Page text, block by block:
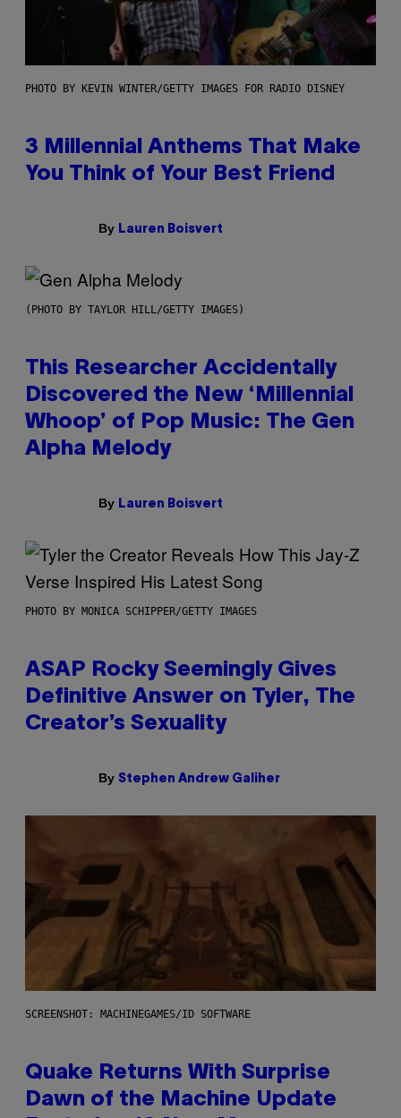
PHOTO BY KEVIN WINTER/GETTY IMAGES FOR RADIO DISNEY
3 Millennial Anthems That Make
You Think of Your Best Friend
By Lauren Boisvert
(PHOTO BY TAYLOR HILL/GETTY IMAGES)
This Researcher Accidentally
Discovered the New ‘Millennial
Whoop’ of Pop Music: The Gen
Alpha Melody
By Lauren Boisvert
PHOTO BY MONICA SCHIPPER/GETTY IMAGES
ASAP Rocky Seemingly Gives
Definitive Answer on Tyler, The
Creator’s Sexuality
By Stephen Andrew Galiher
SCREENSHOT: MACHINEGAMES/ID SOFTWARE
Quake Returns With Surprise
Dawn of the Machine Update